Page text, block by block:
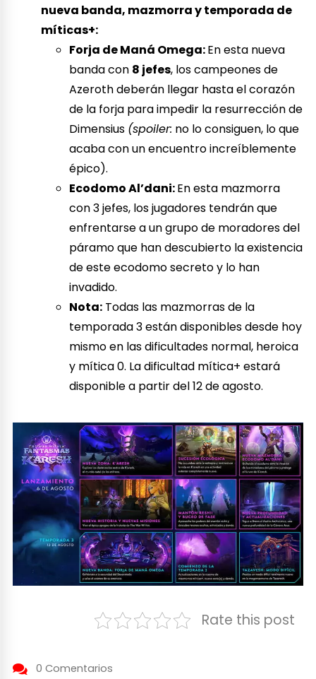
nueva banda, mazmorra y temporada de
míticas+:
Forja de Maná Omega:En esta nueva
banda con 8 jefes, los campeones de
Azeroth deberán llegar hasta el corazón
de la forja para impedir la resurrección de
Dimensius (spoiler: no lo consiguen, lo que
acaba con un encuentro increíblemente
épico).
Ecodomo Al’dani:En esta mazmorra
con 3 jefes, los jugadores tendrán que
enfrentarse a un grupo de moradores del
páramo que han descubierto la existencia
de este ecodomo secreto y lo han
invadido.
Nota: Todas las mazmorras de la
temporada 3 están disponibles desde hoy
mismo en las dificultades normal, heroica
y mítica 0. La dificultad mítica+ estará
disponible a partir del 12 de agosto.
Rate this post
0 Comentarios